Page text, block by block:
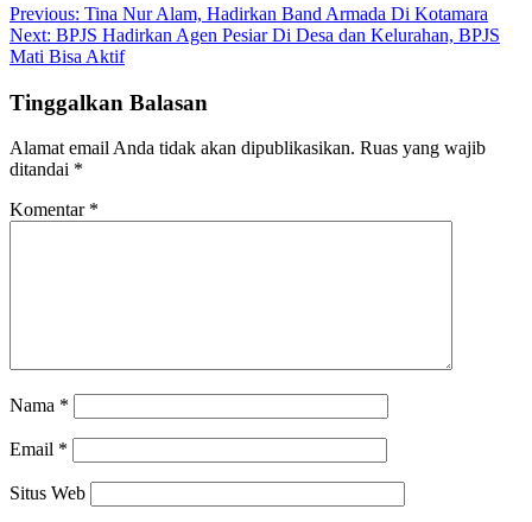
Navigasi
pos
Previous: Tina Nur Alam, Hadirkan Band Armada Di Kotamara
Next: BPJS Hadirkan Agen Pesiar Di Desa dan Kelurahan, BPJS
Mati Bisa Aktif
Tinggalkan Balasan
Alamat email Anda tidak akan dipublikasikan. Ruas yang wajib
ditandai *
Komentar *
Nama *
Email *
Situs Web